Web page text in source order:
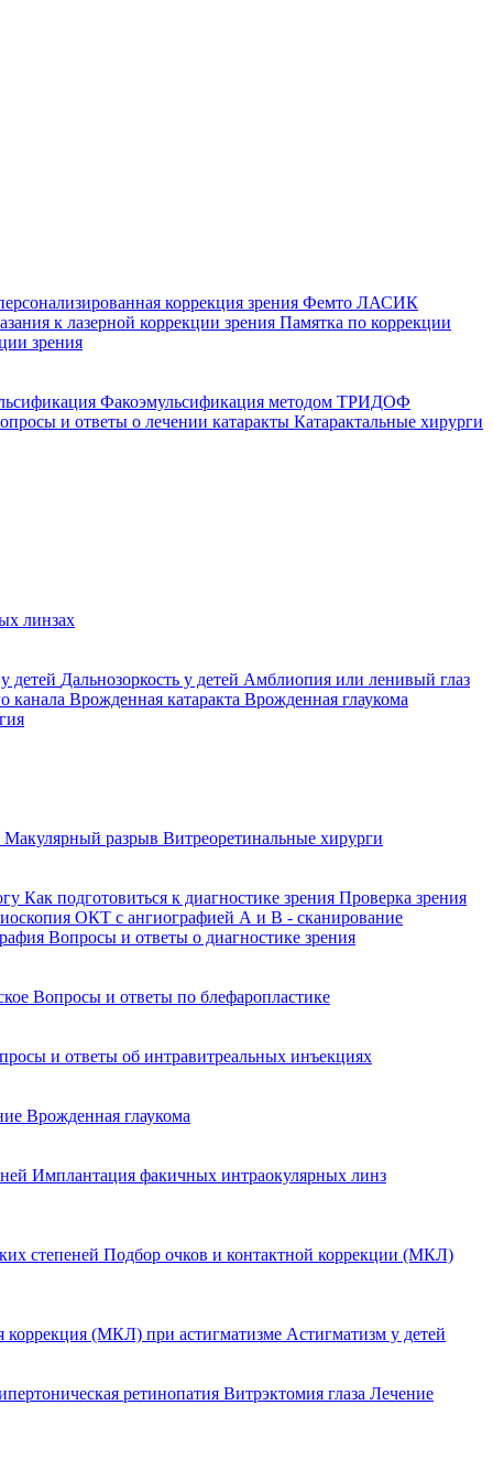
коррекция зрения Фемто ЛАСИК
к лазерной коррекции зрения Памятка по коррекции
зрения
Факоэмульсификация методом ТРИДОФ
и ответы о лечении катаракты Катарактальные хирурги
линзах
детей Дальнозоркость у детей Амблиопия или ленивый глаз
канала Врожденная катаракта Врожденная глаукома
Макулярный разрыв Витреоретинальные хирурги
Как подготовиться к диагностике зрения Проверка зрения
ОКТ с ангиографией А и В - сканирование
Вопросы и ответы о диагностике зрения
Вопросы и ответы по блефаропластике
и ответы об интравитреальных инъекциях
Врожденная глаукома
Имплантация факичных интраокулярных линз
степеней Подбор очков и контактной коррекции (МКЛ)
коррекция (МКЛ) при астигматизме Астигматизм у детей
ретинопатия Витрэктомия глаза Лечение